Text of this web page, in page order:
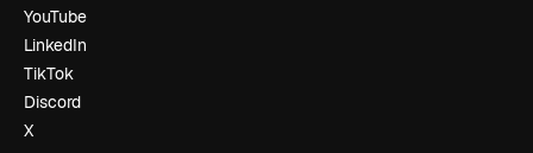
YouTube
LinkedIn
TikTok
Discord
X